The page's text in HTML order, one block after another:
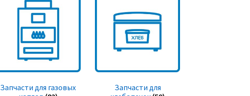
Запчасти для газовых
Запчасти для